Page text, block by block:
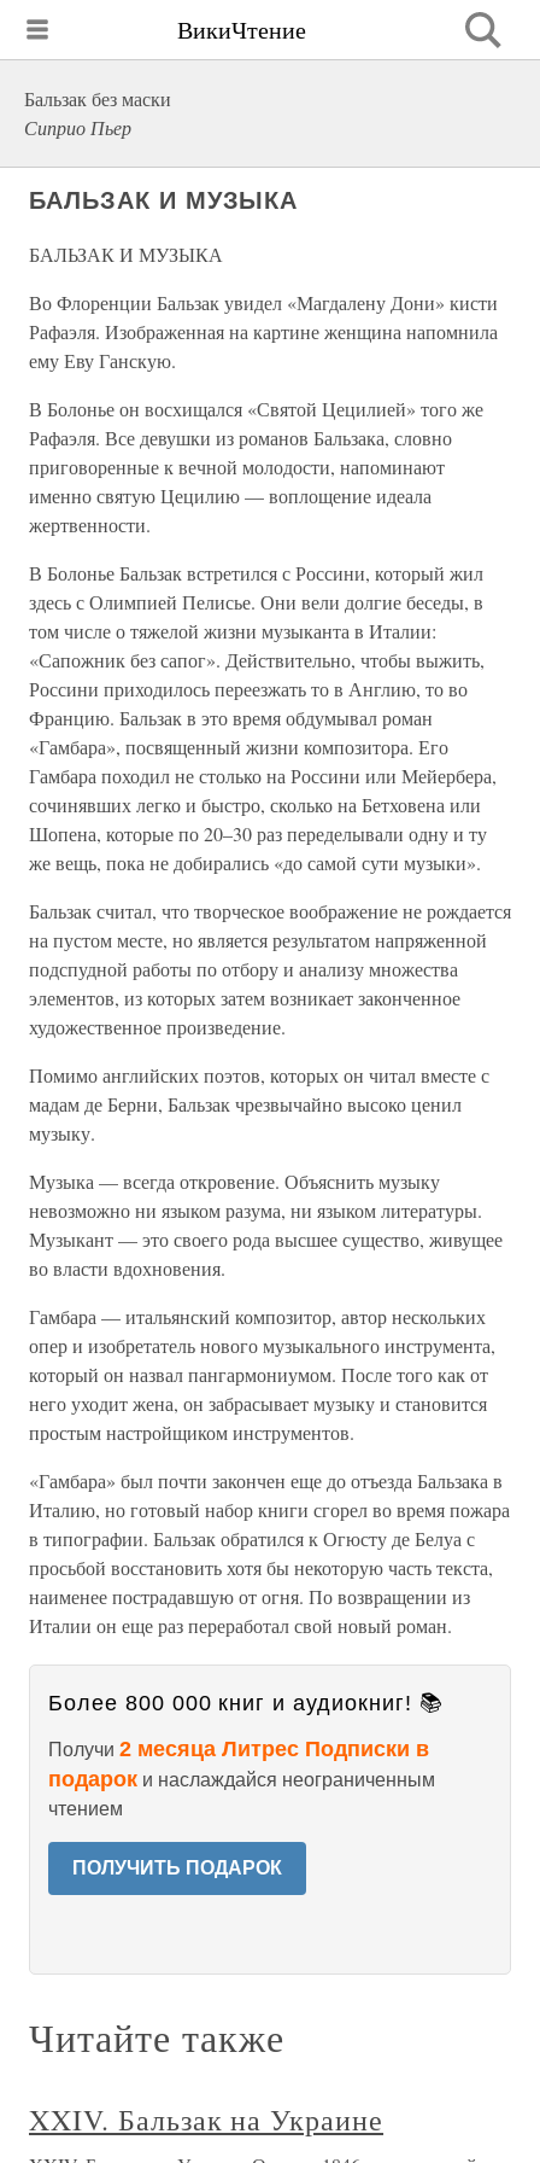
ВикиЧтение
Бальзак без маски
Сиприо Пьер
БАЛЬЗАК И МУЗЫКА
БАЛЬЗАК И МУЗЫКА
Во Флоренции Бальзак увидел «Магдалену Дони» кисти
Рафаэля. Изображенная на картине женщина напомнила
ему Еву Ганскую.
В Болонье он восхищался «Святой Цецилией» того же
Рафаэля. Все девушки из романов Бальзака, словно
приговоренные к вечной молодости, напоминают
именно святую Цецилию — воплощение идеала
жертвенности.
В Болонье Бальзак встретился с Россини, который жил
здесь с Олимпией Пелисье. Они вели долгие беседы, в
том числе о тяжелой жизни музыканта в Италии:
«Сапожник без сапог». Действительно, чтобы выжить,
Россини приходилось переезжать то в Англию, то во
Францию. Бальзак в это время обдумывал роман
«Гамбара», посвященный жизни композитора. Его
Гамбара походил не столько на Россини или Мейербера,
сочинявших легко и быстро, сколько на Бетховена или
Шопена, которые по 20–30 раз переделывали одну и ту
же вещь, пока не добирались «до самой сути музыки».
Бальзак считал, что творческое воображение не рождается
на пустом месте, но является результатом напряженной
подспудной работы по отбору и анализу множества
элементов, из которых затем возникает законченное
художественное произведение.
Помимо английских поэтов, которых он читал вместе с
мадам де Берни, Бальзак чрезвычайно высоко ценил
музыку.
Музыка — всегда откровение. Объяснить музыку
невозможно ни языком разума, ни языком литературы.
Музыкант — это своего рода высшее существо, живущее
во власти вдохновения.
Гамбара — итальянский композитор, автор нескольких
опер и изобретатель нового музыкального инструмента,
который он назвал пангармониумом. После того как от
него уходит жена, он забрасывает музыку и становится
простым настройщиком инструментов.
«Гамбара» был почти закончен еще до отъезда Бальзака в
Италию, но готовый набор книги сгорел во время пожара
в типографии. Бальзак обратился к Огюсту де Белуа с
просьбой восстановить хотя бы некоторую часть текста,
наименее пострадавшую от огня. По возвращении из
Италии он еще раз переработал свой новый роман.
Более 800 000 книг и аудиокниг! 📚
Получи 2 месяца Литрес Подписки в
подарок и наслаждайся неограниченным
чтением
ПОЛУЧИТЬ ПОДАРОК
Читайте также
XXIV. Бальзак на Украине